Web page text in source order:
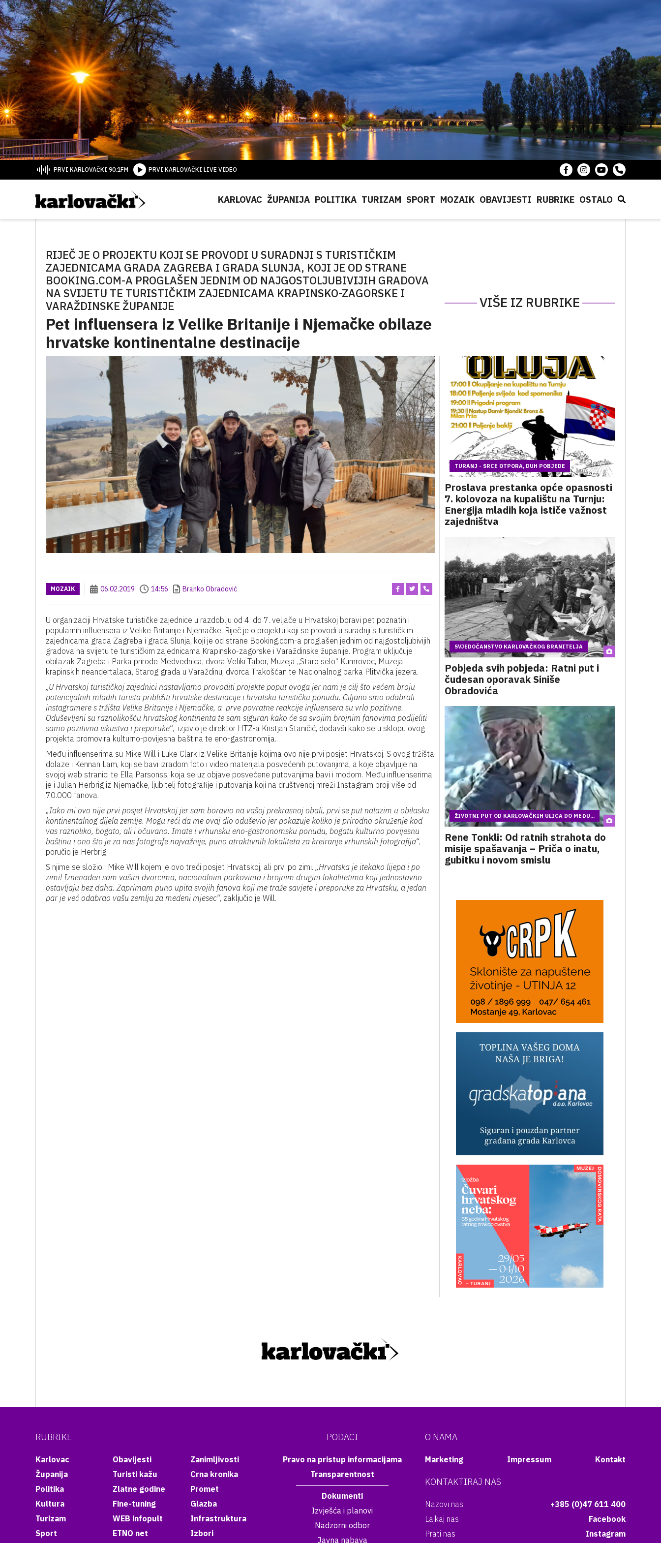
PRVI KARLOVAČKI 90.1FM PRVI KARLOVAČKI LIVE VIDEO
KARLOVAC ŽUPANIJA POLITIKA TURIZAM SPORT MOZAIK OBAVIJESTI RUBRIKE OSTALO
RIJEČ JE O PROJEKTU KOJI SE PROVODI U SURADNJI S TURISTIČKIM
ZAJEDNICAMA GRADA ZAGREBA I GRADA SLUNJA, KOJI JE OD STRANE
BOOKING.COM-A PROGLAŠEN JEDNIM OD NAJGOSTOLJUBIVIJIH GRADOVA
NA SVIJETU TE TURISTIČKIM ZAJEDNICAMA KRAPINSKO-ZAGORSKE I
VARAŽDINSKE ŽUPANIJE
Pet influensera iz Velike Britanije i Njemačke obilaze
hrvatske kontinentalne destinacije
VIŠE IZ RUBRIKE
MOZAIK 06.02.2019 14:56 Branko Obradović
U organizaciji Hrvatske turističke zajednice u razdoblju od 4. do 7. veljače u Hrvatskoj boravi pet poznatih i
popularnih influensera iz Velike Britanije i Njemačke. Riječ je o projektu koji se provodi u suradnji s turističkim
zajednicama grada Zagreba i grada Slunja, koji je od strane Booking.com-a proglašen jednim od najgostoljubivijih
gradova na svijetu te turističkim zajednicama Krapinsko-zagorske i Varaždinske županije. Program uključuje
obilazak Zagreba i Parka prirode Medvednica, dvora Veliki Tabor, Muzeja „Staro selo“ Kumrovec, Muzeja
krapinskih neandertalaca, Starog grada u Varaždinu, dvorca Trakošćan te Nacionalnog parka Plitvička jezera.
„U Hrvatskoj turističkoj zajednici nastavljamo provoditi projekte poput ovoga jer nam je cilj što većem broju
potencijalnih mladih turista približiti hrvatske destinacije i hrvatsku turističku ponudu. Ciljano smo odabrali
instagramere s tržišta Velike Britanije i Njemačke, a prve povratne reakcije influensera su vrlo pozitivne.
Oduševljeni su raznolikošću hrvatskog kontinenta te sam siguran kako će sa svojim brojnim fanovima podijeliti
samo pozitivna iskustva i preporuke“, izjavio je direktor HTZ-a Kristjan Staničić, dodavši kako se u sklopu ovog
projekta promovira kulturno-povijesna baština te eno-gastronomija.
Među influenserima su Mike Will i Luke Clark iz Velike Britanije kojima ovo nije prvi posjet Hrvatskoj. S ovog tržišta
dolaze i Kennan Lam, koji se bavi izradom foto i video materijala posvećenih putovanjima, a koje objavljuje na
svojoj web stranici te Ella Parsonss, koja se uz objave posvećene putovanjima bavi i modom. Među influenserima
je i Julian Herbrig iz Njemačke, ljubitelj fotografije i putovanja koji na društvenoj mreži Instagram broji više od
70.000 fanova.
„Iako mi ovo nije prvi posjet Hrvatskoj jer sam boravio na vašoj prekrasnoj obali, prvi se put nalazim u obilasku
kontinentalnog dijela zemlje. Mogu reći da me ovaj dio oduševio jer pokazuje koliko je prirodno okruženje kod
vas raznoliko, bogato, ali i očuvano. Imate i vrhunsku eno-gastronomsku ponudu, bogatu kulturno povijesnu
baštinu i ono što je za nas fotografe najvažnije, puno atraktivnih lokaliteta za kreiranje vrhunskih fotografija“,
poručio je Herbrig.
S njime se složio i Mike Will kojem je ovo treći posjet Hrvatskoj, ali prvi po zimi. „Hrvatska je itekako lijepa i po
zimi! Iznenađen sam vašim dvorcima, nacionalnim parkovima i brojnim drugim lokalitetima koji jednostavno
ostavljaju bez daha. Zaprimam puno upita svojih fanova koji me traže savjete i preporuke za Hrvatsku, a jedan
par je već odabrao vašu zemlju za medeni mjesec“, zaključio je Will.
TURANJ - SRCE OTPORA, DUH POBJEDE
Proslava prestanka opće opasnosti
7. kolovoza na kupalištu na Turnju:
Energija mladih koja ističe važnost
zajedništva
SVJEDOČANSTVO KARLOVAČKOG BRANITELJA
Pobjeda svih pobjeda: Ratni put i
čudesan oporavak Siniše
Obradovića
ŽIVOTNI PUT OD KARLOVAČKIH ULICA DO MEĐU...
Rene Tonkli: Od ratnih strahota do
misije spašavanja – Priča o inatu,
gubitku i novom smislu
RUBRIKE
Karlovac
Županija
Politika
Kultura
Turizam
Sport
Obavijesti
Turisti kažu
Zlatne godine
Fine-tuning
WEB infopult
ETNO net
Zanimljivosti
Crna kronika
Promet
Glazba
Infrastruktura
Izbori
PODACI
Pravo na pristup informacijama
Transparentnost
Dokumenti
Izvješća i planovi
Nadzorni odbor
Javna nabava
O NAMA
Marketing Impressum Kontakt
KONTAKTIRAJ NAS
Nazovi nas
+385 (0)47 611 400
Lajkaj nas
Facebook
Prati nas
Instagram